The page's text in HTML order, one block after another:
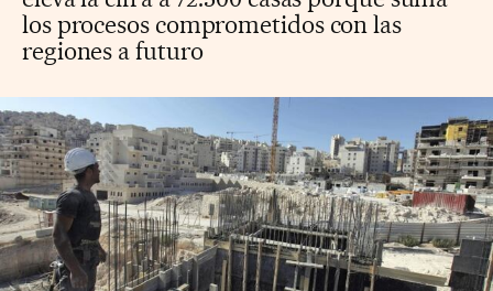
los procesos comprometidos con las
regiones a futuro